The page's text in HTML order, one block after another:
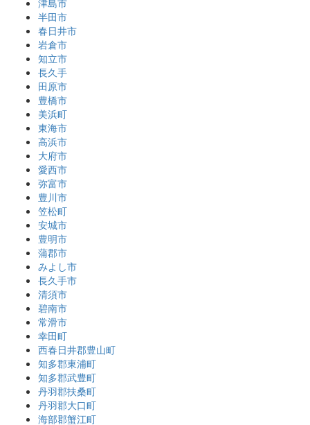
半田市
春日井市
岩倉市
知立市
長久手
田原市
豊橋市
美浜町
東海市
高浜市
大府市
愛西市
弥富市
豊川市
笠松町
安城市
豊明市
蒲郡市
みよし市
長久手市
清須市
碧南市
常滑市
幸田町
西春日井郡豊山町
知多郡東浦町
知多郡武豊町
丹羽郡扶桑町
丹羽郡大口町
海部郡蟹江町